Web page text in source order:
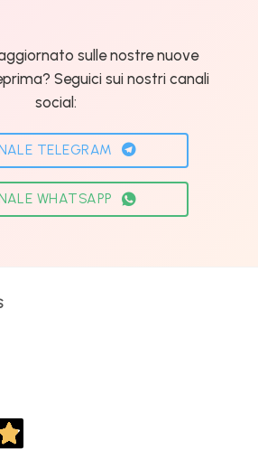
sulle nostre nuove
Seguici sui nostri canali
social:
TELEGRAM
WHATSAPP